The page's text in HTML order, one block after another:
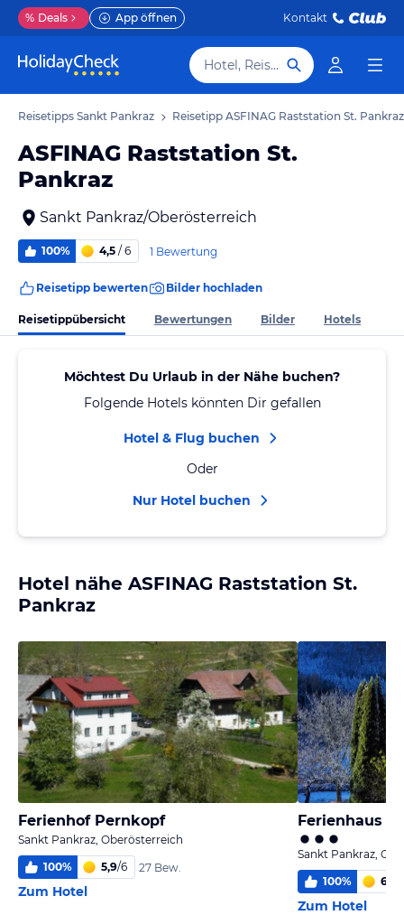
% Deals App öffnen Kontakt
Hotel, Reiseziel
Reisetipps Sankt Pankraz Reisetipp ASFINAG Raststation St. Pankraz
ASFINAG Raststation St.
Pankraz
Sankt Pankraz/Oberösterreich
100% 4,5 / 6 1 Bewertung
Reisetipp bewerten Bilder hochladen
Reisetippübersicht Bewertungen Bilder Hotels
Möchtest Du Urlaub in der Nähe buchen?
Folgende Hotels könnten Dir gefallen
Hotel & Flug buchen
Oder
Nur Hotel buchen
Hotel nähe ASFINAG Raststation St.
Pankraz
Ferienhof Pernkopf
Sankt Pankraz, Oberösterreich
100% 5,9/6 27 Bew.
Zum Hotel
Ferienhaus
Sankt Pankraz,
100% 6
Zum Hotel